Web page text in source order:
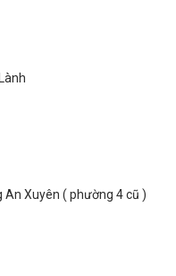
Xuyên ( phường 4 cũ )